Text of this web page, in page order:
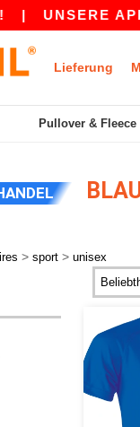
APP IST
Lieferung
Pullover & Fleece
> sport > unisex